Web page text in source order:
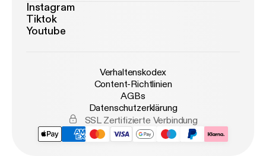
Instagram
Tiktok
Youtube
Verhaltenskodex
Content-Richtlinien
AGBs
Datenschutzerklärung
SSL Zertifizierte Verbindung